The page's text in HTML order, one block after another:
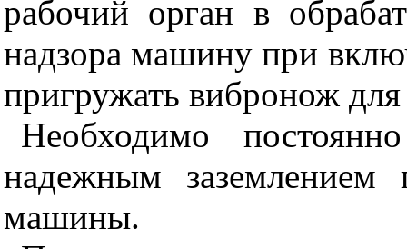
рабочий орган в
надзора машину при
пригружать вибронож для
Необходимо постоян
надежным заземлением
машины.